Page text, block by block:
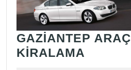
GAZİANTEP ARAÇ
KİRALAMA